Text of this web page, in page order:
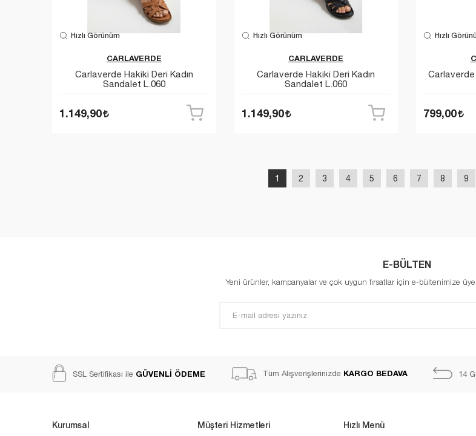
Hızlı Görünüm
CARLAVERDE
Carlaverde Hakiki Deri Kadın
Sandalet L.060
1.149,90
Hızlı Görünüm
CARLAVERDE
Carlaverde Hakiki Deri Kadın
Sandalet L.060
1.149,90
Hızlı
Carlaverde
799,00
1 2 3 4 5 6 7 8 9
E-BÜLTEN
Yeni ürünler, kampanyalar ve çok uygun fırsatlar için e-bültenimize üye
SSL Sertifikası ile GÜVENLİ ÖDEME Tüm Alışverişlerinizde KARGO BEDAVA 14
Kurumsal Müşteri Hizmetleri Hızlı Menü